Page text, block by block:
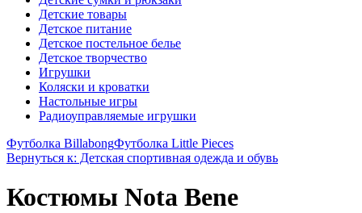
Детские товары
Детское питание
Детское постельное белье
Детское творчество
Игрушки
Коляски и кроватки
Настольные игры
Радиоуправляемые игрушки
Футболка BillabongФутболка Little Pieces
Вернуться к: Детская спортивная одежда и обувь
Костюмы Nota Bene